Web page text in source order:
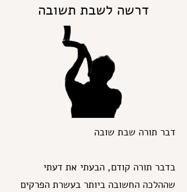
דרשה לשבת תשובה
דבר תורה שבת שובה
בדבר תורה קודם, הבעתי את דעתי
שההלכה החשובה ביותר בעשרת הפרקים